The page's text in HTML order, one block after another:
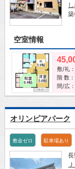
空室情報
敷/礼：
階 数
間/広
オリンピアパーク
敷金ゼロ 駐車場あり